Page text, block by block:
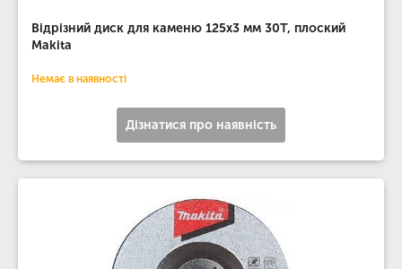
Відрізний диск для каменю 125х3 мм 30Т, плоский
Makita
Немає в наявності
Дізнатися про наявність